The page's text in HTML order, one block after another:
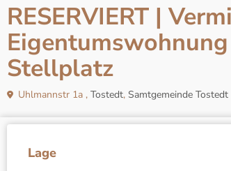
RESERVIERT |
Stellplatz
Uhlmannstr 1a , Tostedt, Samtgemeinde Tostedt
Lage